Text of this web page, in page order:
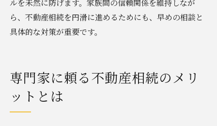
ルを未然に防げます。家族間の信頼関係を維持しなが
ら、不動産相続を円滑に進めるためにも、早めの相談と
具体的な対策が重要です。
専門家に頼る不動産相続のメリ
ットとは